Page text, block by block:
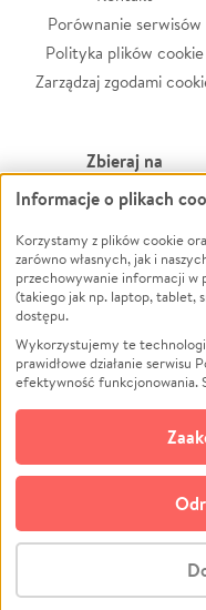
Stwórz
Porównanie serwisów
Polityka plików cookie
Zarządzaj zgodami
Zbieraj na
Leczenie
Zwierzęta
Pożar
Ukraina
Pomoc Finansowa
Projekty
Pogrzeb
Społeczność lokalna
Kultura
©
Informacje o plikach
Korzystamy z plików cookie
zarówno własnych, jak i
przechowywanie informacji w
(takiego jak np. laptop, tablet,
dostępu.
Wykorzystujemy te
prawidłowe działanie serwisu
efektywność funkcjonowania.
technologii do celów
zgodę na ich stosowanie lub
możliwość zmiany swoich
do której link znajdziesz w
cookie wykorzystywane są w
działanie serwisu
użytkownicy korzystają z